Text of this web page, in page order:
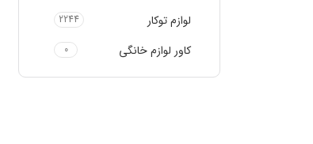
لوازم توکار 2244
کاور لوازم خانگی 0